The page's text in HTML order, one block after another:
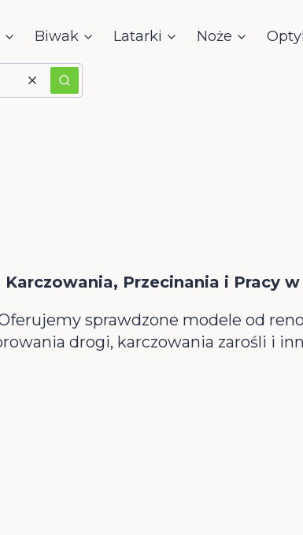
Biwak Latarki Noże
WyczyśćSzukaj
Przecinania i Pracy
sprawdzone modele od
drogi, karczowania zarośli i